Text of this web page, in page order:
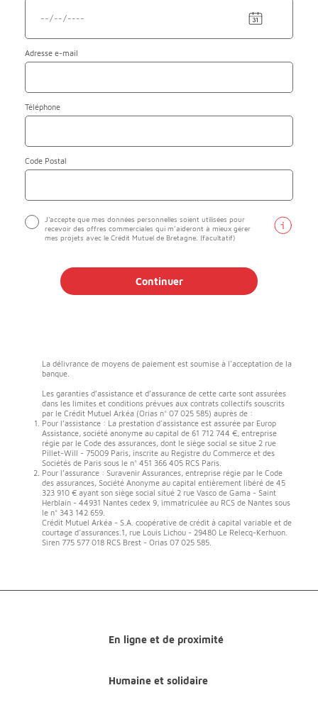
Adresse e-mail
Téléphone
Code Postal
J'accepte que mes données personnelles soient utilisées pour
recevoir des offres commerciales qui m’aideront à mieux gérer
mes projets avec le Crédit Mutuel de Bretagne. (facultatif)
Continuer
La délivrance de moyens de paiement est soumise à l'acceptation de la
banque.
Les garanties d’assistance et d’assurance de cette carte sont assurées
dans les limites et conditions prévues aux contrats collectifs souscrits
par le Crédit Mutuel Arkéa (Orias n° 07 025 585) auprès de :
Pour l’assistance : La prestation d'assistance est assurée par Europ
Assistance, société anonyme au capital de 61 712 744 €, entreprise
régie par le Code des assurances, dont le siège social se situe 2 rue
Pillet-Will - 75009 Paris, inscrite au Registre du Commerce et des
Sociétés de Paris sous le n° 451 366 405 RCS Paris.
Pour l’assurance : Suravenir Assurances, entreprise régie par le Code
des assurances, Société Anonyme au capital entièrement libéré de 45
323 910 € ayant son siège social situé 2 rue Vasco de Gama - Saint
Herblain - 44931 Nantes cedex 9, immatriculée au RCS de Nantes sous
le n° 343 142 659.
Crédit Mutuel Arkéa - S.A. coopérative de crédit à capital variable et de
courtage d'assurances.1, rue Louis Lichou - 29480 Le Relecq-Kerhuon.
Siren 775 577 018 RCS Brest - Orias 07 025 585.
En ligne et de proximité
Humaine et solidaire